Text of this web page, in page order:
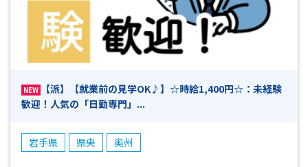
NEW
【派】【就業前の見学OK♪】☆時給1,400円☆：未経験
歓迎！人気の「日勤専門」...
岩手県 県央 奥州